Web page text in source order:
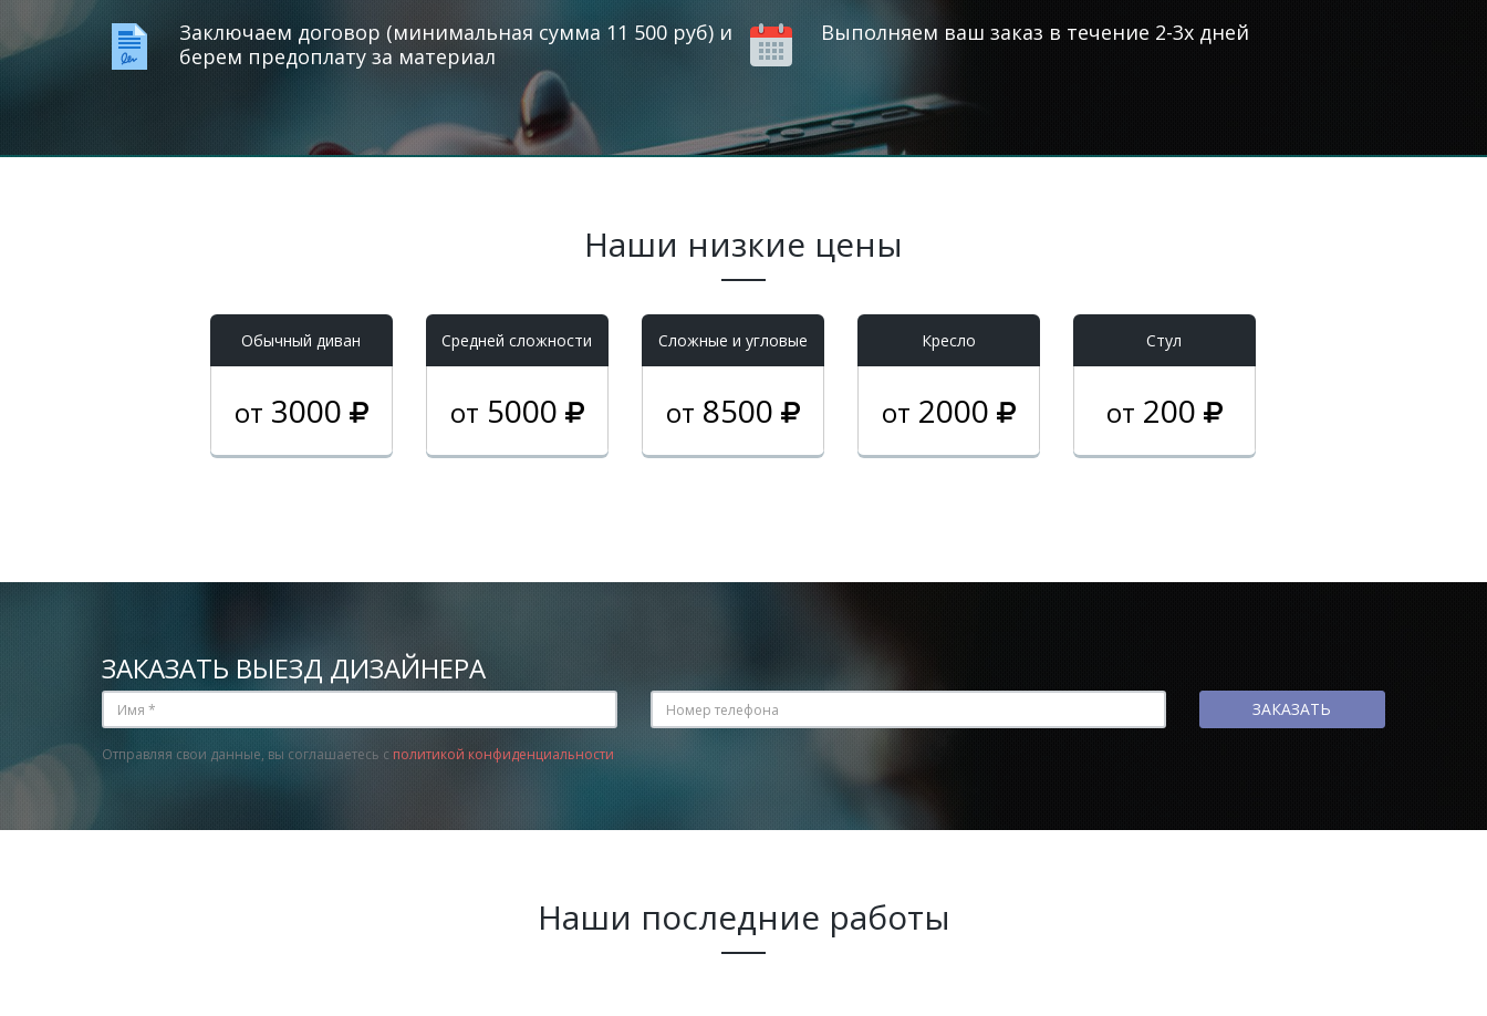
Заключаем договор (минимальная сумма 11 500 руб) и
берем предоплату за материал
Выполняем ваш заказ в течение 2-3х дней
Наши низкие цены
Обычный диван
от 3000
Средней сложности
от 5000
Cложные и угловые
от 8500
Кресло
от 2000
Стул
от 200
ЗАКАЗАТЬ ВЫЕЗД ДИЗАЙНЕРА
Отправляя свои данные, вы соглашаетесь с политикой конфиденциальности
Наши последние работы